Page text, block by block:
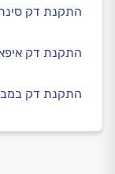
התקנת דק
התקנת דק
התקנת דק